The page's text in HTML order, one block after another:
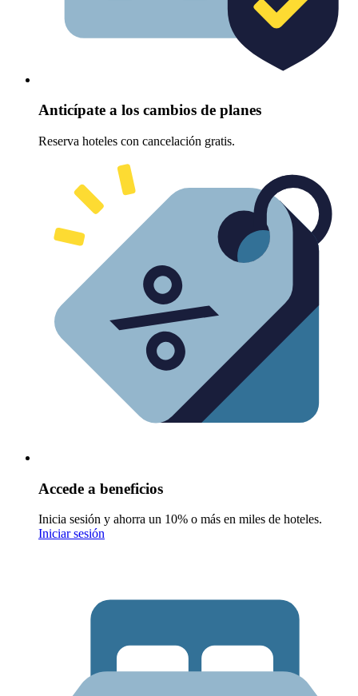
Anticípate a los cambios de planes
Reserva hoteles con cancelación gratis.
Accede a beneficios
Inicia sesión y ahorra un 10% o más en miles de hoteles.
Iniciar sesión